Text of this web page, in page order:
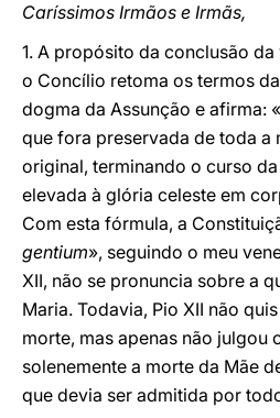
Caríssimos Irmãos e Irmãs,
1. A propósito da conclusão
o Concílio retoma os termos
dogma da Assunção e afirma:
que fora preservada de toda a
original, terminando o curso
elevada à glória celeste em
Com esta fórmula, a
gentium», seguindo o meu
XII, não se pronuncia sobre a
Maria. Todavia, Pio XII não
morte, mas apenas não julgou
solenemente a morte da Mãe
que devia ser admitida por